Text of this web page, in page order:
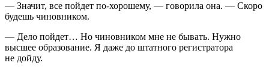
— Значит, все пойдет по-хорошему, — говорила она. — Скоро
будешь чиновником.
— Дело пойдет… Но чиновником мне не бывать. Нужно
высшее образование. Я даже до штатного регистратора
не дойду.